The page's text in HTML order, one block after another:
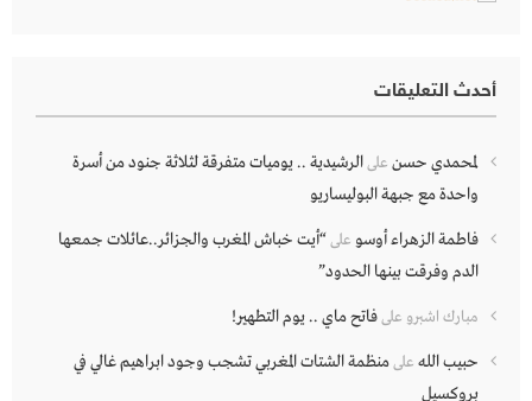
أحدث التعليقات
لمحمدي حسن علىالرشيدية .. يوميات متفرقة لثلاثة جنود من أسرة
واحدة مع جبهة البوليساريو
فاطمة الزهراء أوسو على“أيت خباش المغرب والجزائر..عائلات جمعها
الدم وفرقت بينها الحدود”
مبارك اشبرو علىفاتح ماي .. يوم التطهير!
حبيب الله علىمنظمة الشتات المغربي تشجب وجود ابراهيم غالي في
بروكسيل